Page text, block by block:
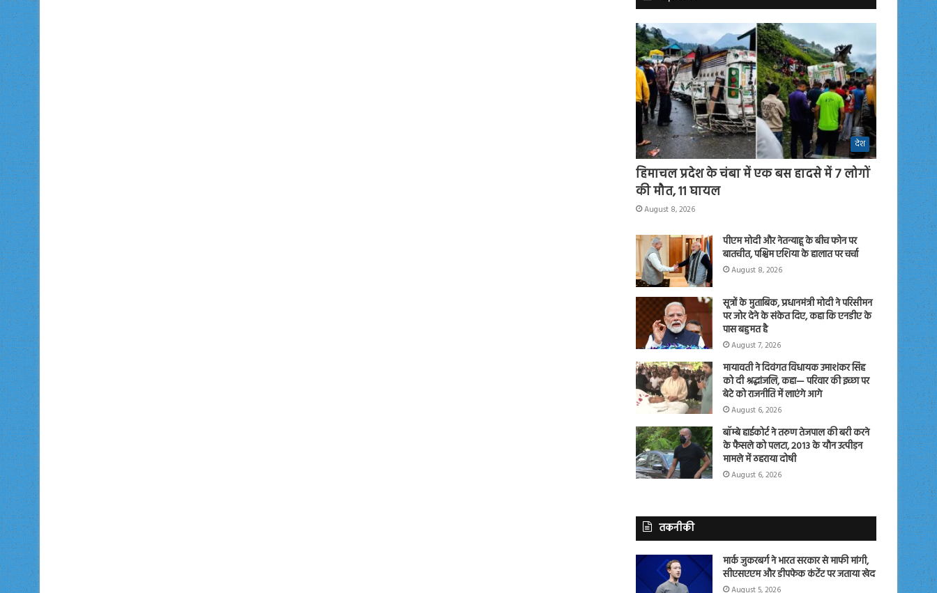
देश
हिमाचल प्रदेश के चंबा में एक बस हादसे में 7 लोगों
की मौत, 11 घायल
August 8, 2026
पीएम मोदी और नेतन्याहू के बीच फोन पर
बातचीत, पश्चिम एशिया के हालात पर चर्चा
August 8, 2026
सूत्रों के मुताबिक, प्रधानमंत्री मोदी ने परिसीमन
पर जोर देने के संकेत दिए, कहा कि एनडीए के
पास बहुमत है
August 7, 2026
मायावती ने दिवंगत विधायक उमाशंकर सिंह
को दी श्रद्धांजलि, कहा— परिवार की इच्छा पर
बेटे को राजनीति में लाएंगे आगे
August 6, 2026
बॉम्बे हाईकोर्ट ने तरुण तेजपाल की बरी करने
के फैसले को पलटा, 2013 के यौन उत्पीड़न
मामले में ठहराया दोषी
August 6, 2026
तकनीकी
मार्क जुकरबर्ग ने भारत सरकार से माफी मांगी,
सीएसएएम और डीपफेक कंटेंट पर जताया खेद
August 5, 2026